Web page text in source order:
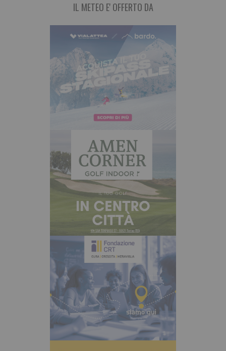
IL METEO E' OFFERTO DA